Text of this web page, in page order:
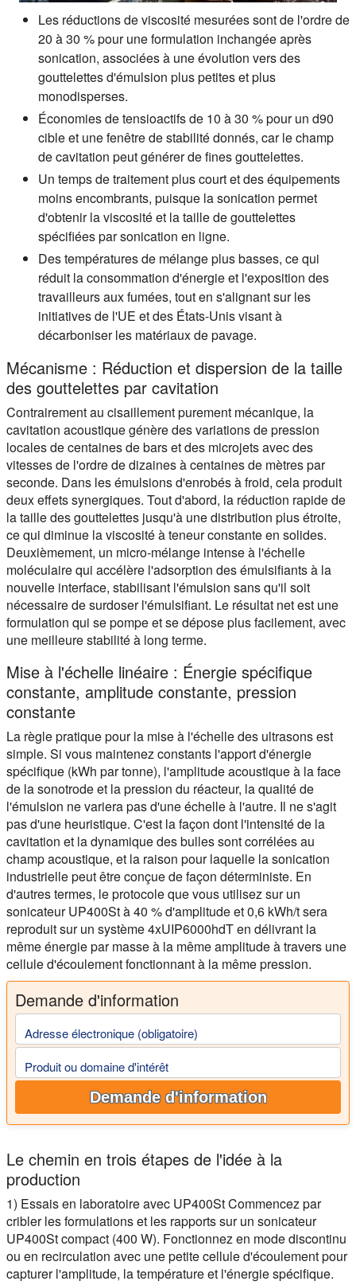
Les réductions de viscosité mesurées sont de l'ordre de
20 à 30 % pour une formulation inchangée après
sonication, associées à une évolution vers des
gouttelettes d'émulsion plus petites et plus
monodisperses.
Économies de tensioactifs de 10 à 30 % pour un d90
cible et une fenêtre de stabilité donnés, car le champ
de cavitation peut générer de fines gouttelettes.
Un temps de traitement plus court et des équipements
moins encombrants, puisque la sonication permet
d'obtenir la viscosité et la taille de gouttelettes
spécifiées par sonication en ligne.
Des températures de mélange plus basses, ce qui
réduit la consommation d'énergie et l'exposition des
travailleurs aux fumées, tout en s'alignant sur les
initiatives de l'UE et des États-Unis visant à
décarboniser les matériaux de pavage.
Mécanisme : Réduction et dispersion de la taille
des gouttelettes par cavitation
Contrairement au cisaillement purement mécanique, la
cavitation acoustique génère des variations de pression
locales de centaines de bars et des microjets avec des
vitesses de l'ordre de dizaines à centaines de mètres par
seconde. Dans les émulsions d'enrobés à froid, cela produit
deux effets synergiques. Tout d'abord, la réduction rapide de
la taille des gouttelettes jusqu'à une distribution plus étroite,
ce qui diminue la viscosité à teneur constante en solides.
Deuxièmement, un micro-mélange intense à l'échelle
moléculaire qui accélère l'adsorption des émulsifiants à la
nouvelle interface, stabilisant l'émulsion sans qu'il soit
nécessaire de surdoser l'émulsifiant. Le résultat net est une
formulation qui se pompe et se dépose plus facilement, avec
une meilleure stabilité à long terme.
Mise à l'échelle linéaire : Énergie spécifique
constante, amplitude constante, pression
constante
La règle pratique pour la mise à l'échelle des ultrasons est
simple. Si vous maintenez constants l'apport d'énergie
spécifique (kWh par tonne), l'amplitude acoustique à la face
de la sonotrode et la pression du réacteur, la qualité de
l'émulsion ne variera pas d'une échelle à l'autre. Il ne s'agit
pas d'une heuristique. C'est la façon dont l'intensité de la
cavitation et la dynamique des bulles sont corrélées au
champ acoustique, et la raison pour laquelle la sonication
industrielle peut être conçue de façon déterministe. En
d'autres termes, le protocole que vous utilisez sur un
sonicateur UP400St à 40 % d'amplitude et 0,6 kWh/t sera
reproduit sur un système 4xUIP6000hdT en délivrant la
même énergie par masse à la même amplitude à travers une
cellule d'écoulement fonctionnant à la même pression.
Demande d'information
Adresse électronique (obligatoire)
Produit ou domaine d'intérêt
Demande d'information
Le chemin en trois étapes de l'idée à la
production
1) Essais en laboratoire avec UP400StCommencez par
cribler les formulations et les rapports sur un sonicateur
UP400St compact (400 W). Fonctionnez en mode discontinu
ou en recirculation avec une petite cellule d'écoulement pour
capturer l'amplitude, la température et l'énergie spécifique.